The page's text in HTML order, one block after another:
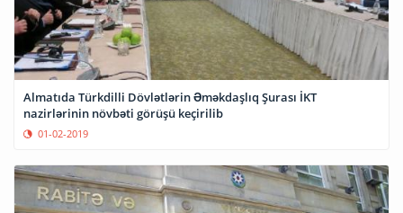
Almatıda Türkdilli Dövlətlərin Əməkdaşlıq Şurası İKT
nazirlərinin növbəti görüşü keçirilib
01-02-2019